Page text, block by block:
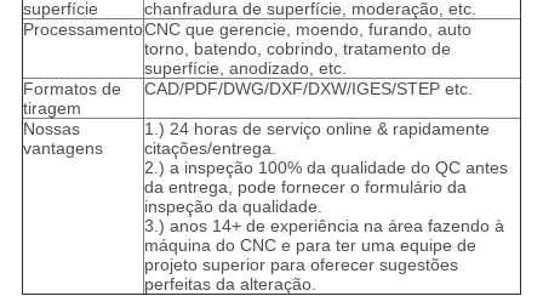
superfície
chanfradura de superfície, moderação, etc.
ProcessamentoCNC que gerencie, moendo, furando, auto
torno, batendo, cobrindo, tratamento de
superfície, anodizado, etc.
Formatos de
tiragem
CAD/PDF/DWG/DXF/DXW/IGES/STEP etc.
Nossas
vantagens
1.) 24 horas de serviço online & rapidamente
citações/entrega.
2.) a inspeção 100% da qualidade do QC antes
da entrega, pode fornecer o formulário da
inspeção da qualidade.
3.) anos 14+ de experiência na área fazendo à
máquina do CNC e para ter uma equipe de
projeto superior para oferecer sugestões
perfeitas da alteração.